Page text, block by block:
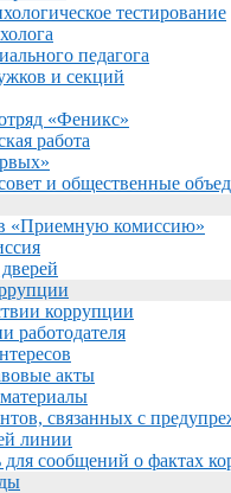
тестирование
педагога
и секций
«Феникс»
работа
и общественные
в «Приемную комиссию»
коррупции
работодателя
акты
связанных с
линии
для сообщений о фактах